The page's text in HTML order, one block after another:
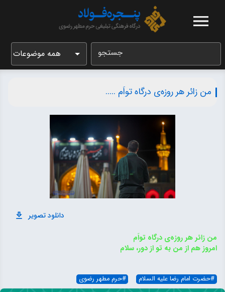
جستجو همه موضوعات
من زائر هر روزه‌ی درگاه تواَم .....
دانلود تصویر
من زائر هر روزه‌ی درگاه تواَم
امروز هم از من به تو از دور، سلام
#حضرت امام رضا علیه السلام #حرم مطهر رضوی